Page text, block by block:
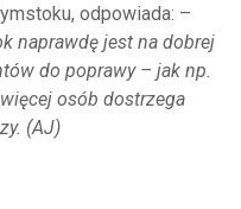
odpowiada: –
naprawdę jest na dobrej
do poprawy – jak np.
osób dostrzega
(AJ)